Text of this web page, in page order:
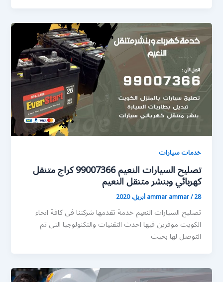
خدمات سيارات
تصليح السيارات النعيم 99007366 كراج متنقل
كهربائي وبنشر متنقل النعيم
ammar ammar/28 أبريل، 2020
تصليح السيارات النعيم خدمة تقدمها شركتنا في كافة انحاء
الكويت موفرين فيها احدث التقنيات والتكنولوجيا التي تم
التوصل لها بحيث